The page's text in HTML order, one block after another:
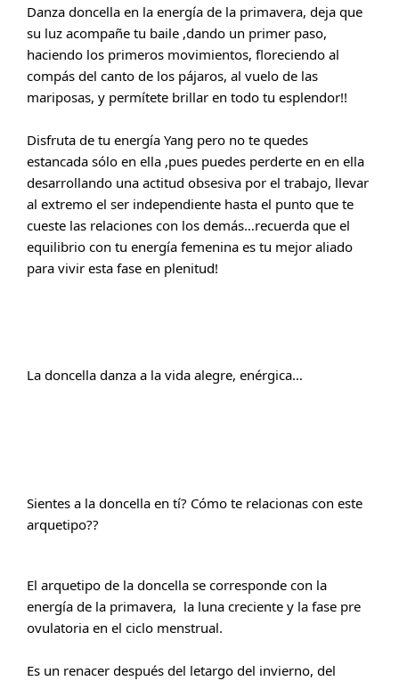
Danza doncella en la energía de la primavera, deja que
su luz acompañe tu baile ,dando un primer paso,
haciendo los primeros movimientos, floreciendo al
compás del canto de los pájaros, al vuelo de las
mariposas, y permítete brillar en todo tu esplendor!!
Disfruta de tu energía Yang pero no te quedes
estancada sólo en ella ,pues puedes perderte en en ella
desarrollando una actitud obsesiva por el trabajo, llevar
al extremo el ser independiente hasta el punto que te
cueste las relaciones con los demás…recuerda que el
equilibrio con tu energía femenina es tu mejor aliado
para vivir esta fase en plenitud!
La doncella danza a la vida alegre, enérgica…
Sientes a la doncella en tí? Cómo te relacionas con este
arquetipo??
El arquetipo de la doncella se corresponde con la
energía de la primavera,  la luna creciente y la fase pre
ovulatoria en el ciclo menstrual.
Es un renacer después del letargo del invierno, del